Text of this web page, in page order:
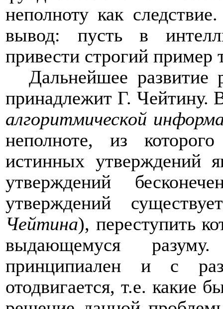
неполноту как
вывод: пусть в
привести строгий пример
Дальнейшее развитие
принадлежит Г. Чейтину.
алгоритмической
неполноте, из
истинных утверждений
утверждений
утверждений
Чейтина), переступить
выдающемуся
принципиален и с
отодвигается, т.е. какие